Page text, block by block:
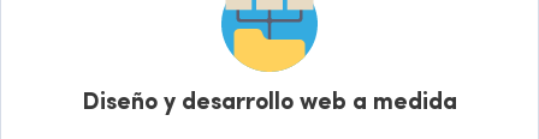
Diseño y desarrollo web a medida